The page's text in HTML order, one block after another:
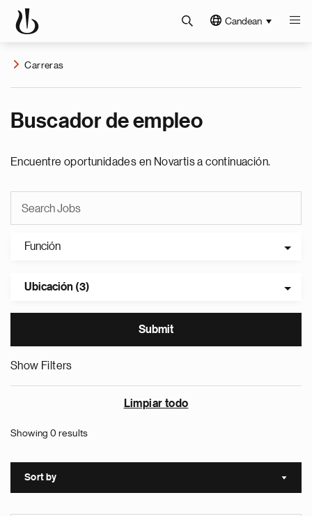
Candean
Carreras
Buscador de empleo
Encuentre oportunidades en Novartis a continuación.
Función
Ubicación (3)
Show Filters
Limpiar todo
Showing 0 results
Sort by Sort